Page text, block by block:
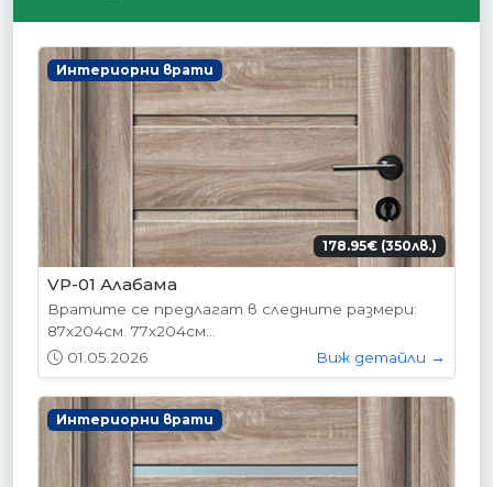
Интериорни врати
178.95€ (350лв.)
VP-01 Алабама
Вратите се предлагат в следните размери:
87х204см. 77х204см...
01.05.2026
Виж детайли →
Интериорни врати